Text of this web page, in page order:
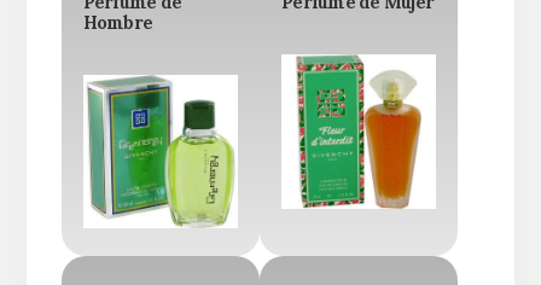
Hombre